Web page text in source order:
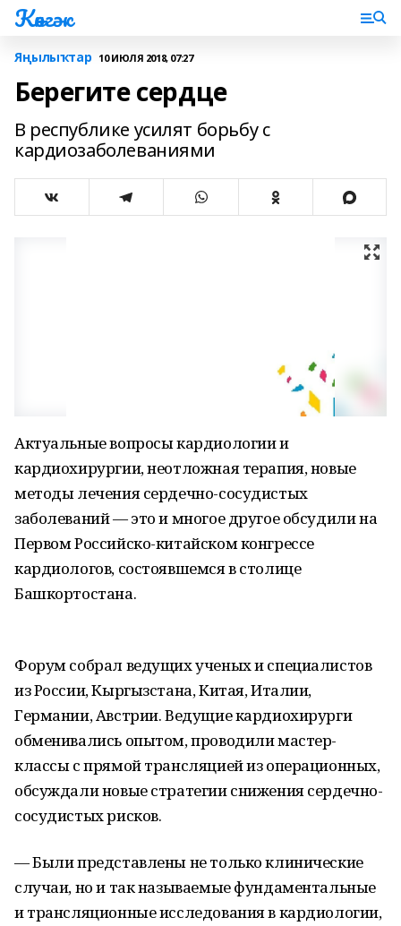
Көнгәк
Яңылыҡтар 10 ИЮЛЯ 2018, 07:27
Берегите сердце
В республике усилят борьбу с
кардиозаболеваниями
Актуальные вопросы кардиологии и
кардиохирургии, неотложная терапия, новые
методы лечения сердечно-сосудистых
заболеваний — это и многое другое обсудили на
Первом Российско-китайском конгрессе
кардиологов, состоявшемся в столице
Башкортостана.
Форум собрал ведущих ученых и специалистов
из России, Кыргызстана, Китая, Италии,
Германии, Австрии. Ведущие кардиохирурги
обменивались опытом, проводили мастер-
классы с прямой трансляцией из операционных,
обсуждали новые стратегии снижения сердечно-
сосудистых рисков.
— Были представлены не только клинические
случаи, но и так называемые фундаментальные
и трансляционные исследования в кардиологии,